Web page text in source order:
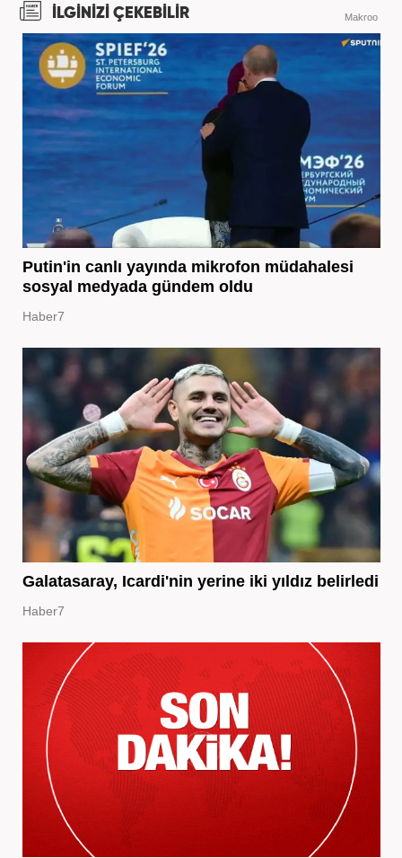
İLGİNİZİ ÇEKEBİLİR Makroo
Putin'in canlı yayında mikrofon müdahalesi
sosyal medyada gündem oldu
Haber7
Galatasaray, Icardi'nin yerine iki yıldız belirledi
Haber7